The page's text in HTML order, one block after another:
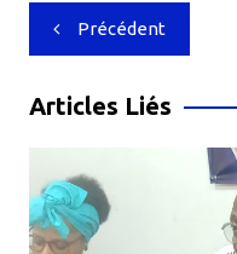
Navigation
de
l’article
Précédent
Articles Liés